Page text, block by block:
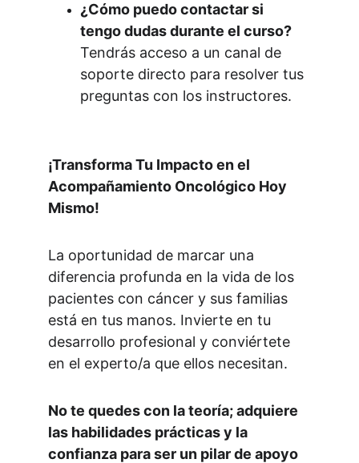
¿Cómo puedo contactar si
tengo dudas durante el curso?
Tendrás acceso a un canal de
soporte directo para resolver tus
preguntas con los instructores.
¡Transforma Tu Impacto en el
Acompañamiento Oncológico Hoy
Mismo!
La oportunidad de marcar una
diferencia profunda en la vida de los
pacientes con cáncer y sus familias
está en tus manos. Invierte en tu
desarrollo profesional y conviértete
en el experto/a que ellos necesitan.
No te quedes con la teoría; adquiere
las habilidades prácticas y la
confianza para ser un pilar de apoyo